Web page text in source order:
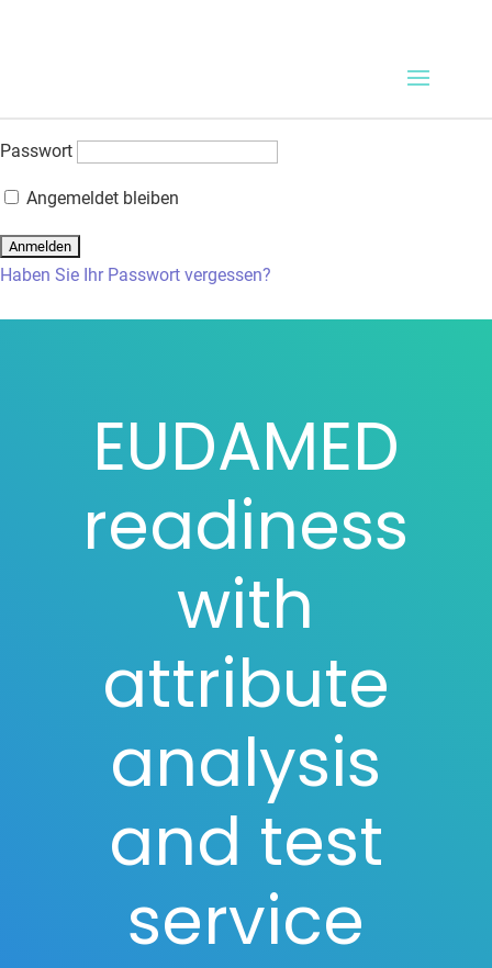
Passwort
Angemeldet bleiben
Haben Sie Ihr Passwort vergessen?
EUDAMED
readiness
with
attribute
analysis
and test
service